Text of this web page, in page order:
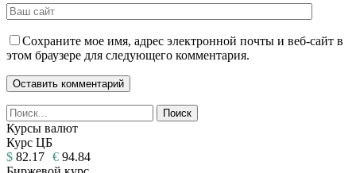
Сохраните мое имя, адрес электронной почты и веб-сайт в
этом браузере для следующего комментария.
Курсы валют
Курс ЦБ
$ 82.17 € 94.84